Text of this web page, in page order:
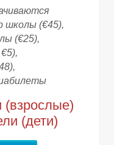
школы (€45),
(€25),
(взрослые)
(дети)